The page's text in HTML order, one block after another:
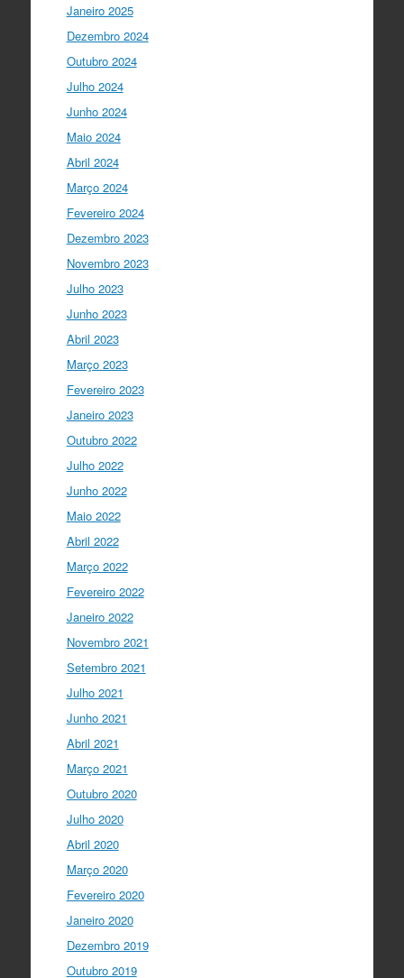
about "Communicating at the Speed of
Science" with the…
twitter.com/i/web/status/1…
Ciência Viva
"Hoje fazemos parte de equipas
europeias multidisciplinares que têm
um objetivo comum: a resolução de
problemas mun…
twitter.com/i/web/status/1…
Ciência Viva
“O impacto dos jovens investigadores,
como eu, na sociedade é hoje muito
fecha…
Ciência Viva
cultura científica no futuro da Europa
em direto do
twitter.com/i/web/status/1…
I Gulbenkian Ciência
@EMBO
@ERC_Research
@IGCiencia
Janeiro 2025
Dezembro 2024
Outubro 2024
Julho 2024
Junho 2024
Maio 2024
Abril 2024
Março 2024
Fevereiro 2024
Dezembro 2023
Novembro 2023
Julho 2023
Junho 2023
Abril 2023
Março 2023
Fevereiro 2023
Janeiro 2023
Outubro 2022
Julho 2022
Junho 2022
Maio 2022
Abril 2022
Março 2022
Fevereiro 2022
Janeiro 2022
Novembro 2021
Setembro 2021
Julho 2021
Junho 2021
Abril 2021
Março 2021
Outubro 2020
Julho 2020
Abril 2020
Março 2020
Fevereiro 2020
Janeiro 2020
Dezembro 2019
Outubro 2019